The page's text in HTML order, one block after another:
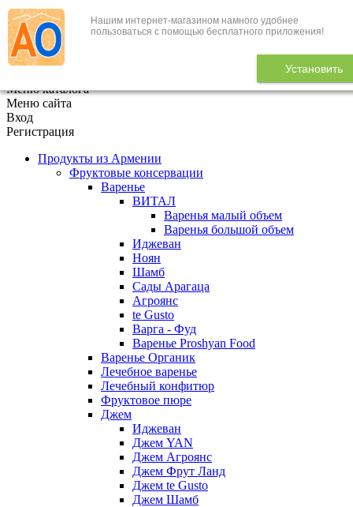
Нашим интернет-магазином намного удобнее
пользоваться с помощью бесплатного приложения!
Установить
+7 (495) 646-888-1
В корзине 0
Меню каталога
Меню сайта
Вход
Регистрация
Продукты из Армении
Фруктовые консервации
Варенье
ВИТАЛ
Варенья малый объем
Варенья большой объем
Иджеван
Ноян
Шамб
Сады Арагаца
Агроянс
te Gusto
Варга - Фуд
Варенье Proshyan Food
Варенье Органик
Лечебное варенье
Лечебный конфитюр
Фруктовое пюре
Джем
Иджеван
Джем YAN
Джем Агроянс
Джем Фрут Ланд
Джем te Gusto
Джем Шамб